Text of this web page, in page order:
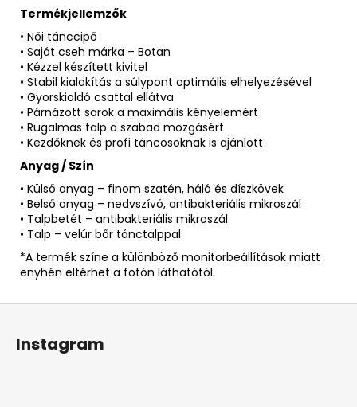
Termékjellemzők
• Női tánccipő
• Saját cseh márka – Botan
• Kézzel készített kivitel
• Stabil kialakítás a súlypont optimális elhelyezésével
• Gyorskioldó csattal ellátva
• Párnázott sarok a maximális kényelemért
• Rugalmas talp a szabad mozgásért
• Kezdőknek és profi táncosoknak is ajánlott
Anyag / Szín
• Külső anyag – finom szatén, háló és díszkövek
• Belső anyag – nedvszívó, antibakteriális mikroszál
• Talpbetét – antibakteriális mikroszál
• Talp – velúr bőr tánctalppal
*A termék színe a különböző monitorbeállítások miatt
enyhén eltérhet a fotón láthatótól.
Instagram